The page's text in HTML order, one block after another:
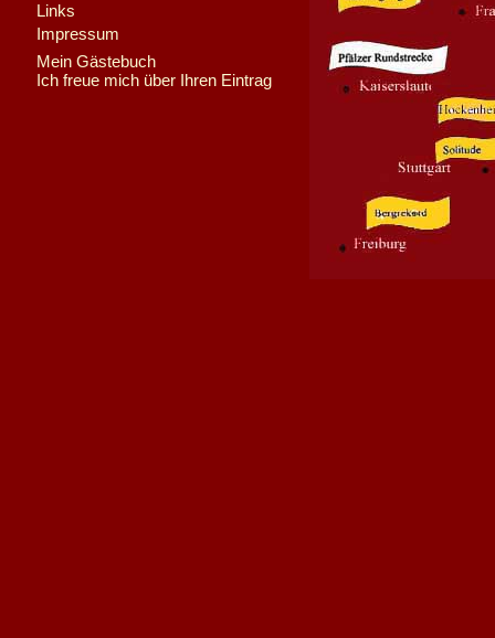
Links
Impressum
Mein Gästebuch
Ich freue mich über Ihren Eintrag